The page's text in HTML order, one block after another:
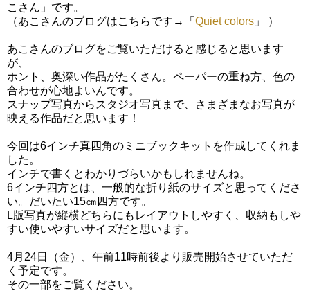
こさん」です。
（あこさんのブログはこちらです→「 Quiet colors 」 ）
あこさんのブログをご覧いただけると感じると思います
が、
ホント、奥深い作品がたくさん。ペーパーの重ね方、色の
合わせが心地よいんです。
スナップ写真からスタジオ写真まで、さまざまなお写真が
映える作品だと思います！
今回は6インチ真四角のミニブックキットを作成してくれま
した。
インチで書くとわかりづらいかもしれませんね。
6インチ四方とは、一般的な折り紙のサイズと思ってくださ
い。だいたい15㎝四方です。
L版写真が縦横どちらにもレイアウトしやすく、収納もしや
すい使いやすいサイズだと思います。
4月24日（金）、午前11時前後より販売開始させていただ
く予定です。
その一部をご覧ください。